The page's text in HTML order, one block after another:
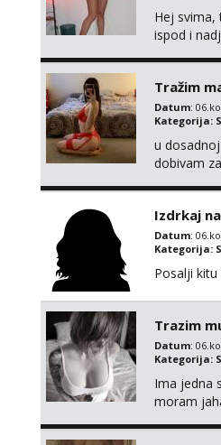
Hej svima,
ispod i
Tražim
Datum:
Kategorija:
u
dobivam
Izdrkaj
Datum:
Kategorija:
Posalji
Trazim
Datum:
Kategorija:
Ima jedna
moram